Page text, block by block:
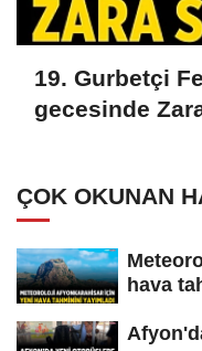
19. Gurbetçi
gecesinde
ÇOK OKUNAN
hava